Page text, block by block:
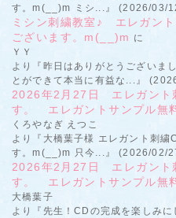
す。m(__)m ミシ...』 (2026/03/
ミシン刺繍教室♪ エレガン
ございます。m(__)m に
ＹＹ
より『昨日はありがとうございま
とができて本当に有益な...』
2026年2月27日 エレガント
す。 エレガントサンプル無
くろやなぎ えつこ
より『大橋葉子様 エレガント刺繍
す。m(__)m 只今...』 (2026/02/
2026年2月27日 エレガント
す。 エレガントサンプル無
大橋葉子
より『先生！CDの完成を楽しみ